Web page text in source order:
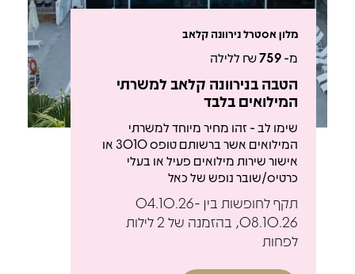
מלון אסטרל נירוונה קלאב
מ-759₪ ללילה
הטבה בנירוונה קלאב למשרתי
המילואים בלבד
שימו לב - זהו מחיר מיוחד למשרתי
המילואים אשר ברשותם טופס 3010 או
אישור שירות מילואים פעיל או בעלי
כרטיס/שובר נופש של כאל
תקף לחופשות בין 04.10.26-
08.10.26, בהזמנה של 2 לילות
לפחות